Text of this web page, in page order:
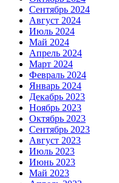
Сентябрь 2024
Август 2024
Июль 2024
Май 2024
Апрель 2024
Март 2024
Февраль 2024
Январь 2024
Декабрь 2023
Ноябрь 2023
Октябрь 2023
Сентябрь 2023
Август 2023
Июль 2023
Июнь 2023
Май 2023